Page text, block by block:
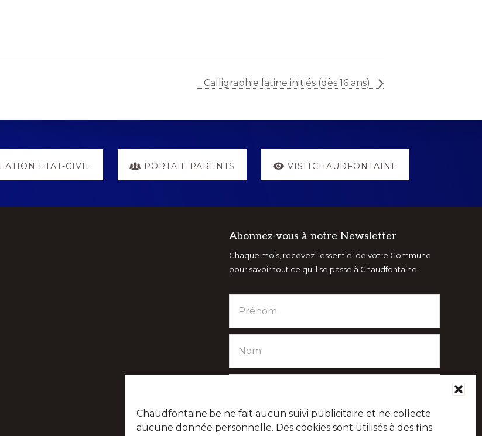
Chaudfontaine.be ne fait aucun suivi publicitaire et ne collecte
aucune donnée personnelle. Des cookies sont utilisés à des fins
Calligraphie latine initiés (dès 16 ans)
ETAT-CIVIL PORTAIL PARENTS VISITCHAUDFONTAINE
Abonnez-vous à notre Newsletter
Chaque mois, recevez l'essentiel de votre Commune
pour savoir tout ce qu'il se passe à Chaudfontaine.